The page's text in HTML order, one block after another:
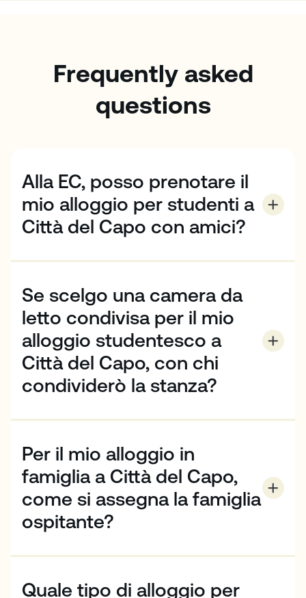
Frequently asked
questions
Alla EC, posso prenotare il
mio alloggio per studenti a
Città del Capo con amici?
potete condividere una stanza in alcune residenze o
più.
Se scelgo una camera da
letto condivisa per il mio
alloggio studentesco a
Città del Capo, con chi
condividerò la stanza?
dello stesso sesso. Quando gli studenti condividono
mettere insieme studenti di paesi o lingue diverse,
anche se questo non è sempre garantito.
Per il mio alloggio in
famiglia a Città del Capo,
come si assegna la famiglia
ospitante?
esigenze particolari. Assicuratevi che tutte le vostre
prenotazione.
Quale tipo di alloggio per